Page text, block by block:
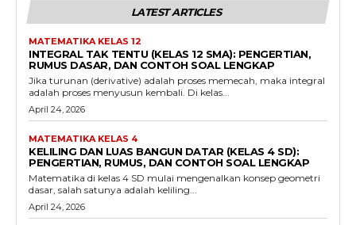
LATEST ARTICLES
MATEMATIKA KELAS 12
INTEGRAL TAK TENTU (KELAS 12 SMA): PENGERTIAN,
RUMUS DASAR, DAN CONTOH SOAL LENGKAP
Jika turunan (derivative) adalah proses memecah, maka integral
adalah proses menyusun kembali. Di kelas...
April 24, 2026
MATEMATIKA KELAS 4
KELILING DAN LUAS BANGUN DATAR (KELAS 4 SD):
PENGERTIAN, RUMUS, DAN CONTOH SOAL LENGKAP
Matematika di kelas 4 SD mulai mengenalkan konsep geometri
dasar, salah satunya adalah keliling...
April 24, 2026